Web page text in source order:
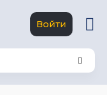
Войти